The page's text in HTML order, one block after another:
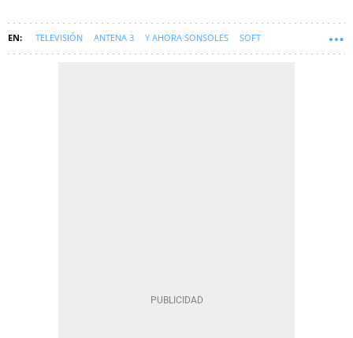
TELEVISIÓN ANTENA 3 Y AHORA SONSOLES SOFT